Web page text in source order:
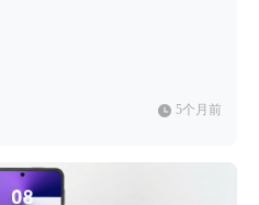
5个月前